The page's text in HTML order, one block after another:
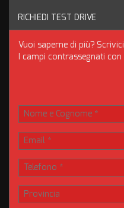
FINANZIABILE ANCHE PER
IL NOSTRO MODO DI
TRASPARENZA, ANCHE
TARGHE PROPRIO PER
Ricordiamo a tutti i nostri
web che le nostre
controllate e scelte prima
presso la nostra officina del
effettivamente le reali
Nota bene: La dotazione
RICHIEDI TEST DRIVE
Vuoi saperne di più?
I campi contrassegnati